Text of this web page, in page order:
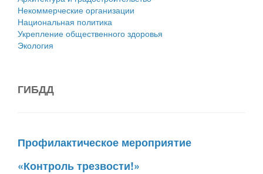
Некоммерческие организации
Национальная политика
Укрепление общественного здоровья
Экология
ГИБДД
Профилактическое мероприятие
«Контроль трезвости!»